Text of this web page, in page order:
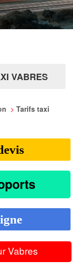
VABRES
> Tarifs taxi
Vabres